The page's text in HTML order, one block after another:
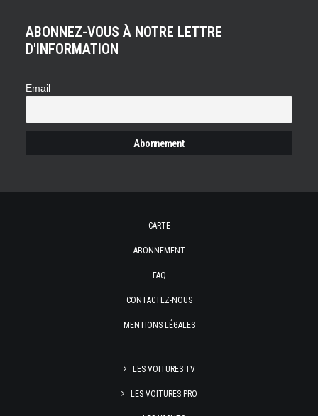
ABONNEZ-VOUS À NOTRE LETTRE
D'INFORMATION
Email
CARTE
ABONNEMENT
FAQ
CONTACTEZ-NOUS
MENTIONS LÉGALES
LES VOITURES TV
LES VOITURES PRO